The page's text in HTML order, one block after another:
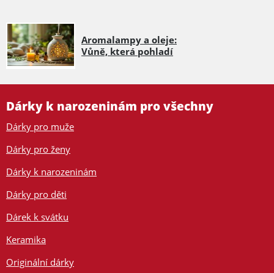
Aromalampy a oleje:
Vůně, která pohladí
Dárky k narozeninám pro všechny
Dárky pro muže
Dárky pro ženy
Dárky k narozeninám
Dárky pro děti
Dárek k svátku
Keramika
Originální dárky